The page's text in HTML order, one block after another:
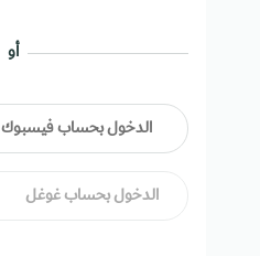
أو
الدخول بحساب فيسبوك
الدخول بحساب غوغل